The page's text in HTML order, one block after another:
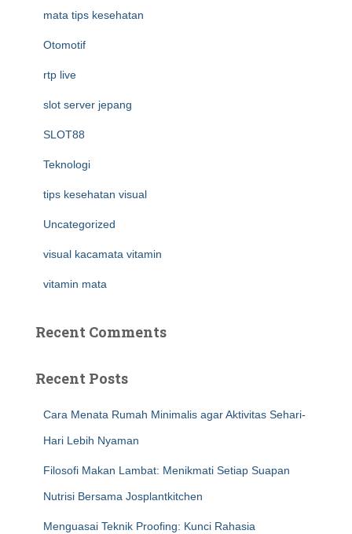
mata tips kesehatan
Otomotif
rtp live
slot server jepang
SLOT88
Teknologi
tips kesehatan visual
Uncategorized
visual kacamata vitamin
vitamin mata
Recent Comments
Recent Posts
Cara Menata Rumah Minimalis agar Aktivitas Sehari-
Hari Lebih Nyaman
Filosofi Makan Lambat: Menikmati Setiap Suapan
Nutrisi Bersama Josplantkitchen
Menguasai Teknik Proofing: Kunci Rahasia